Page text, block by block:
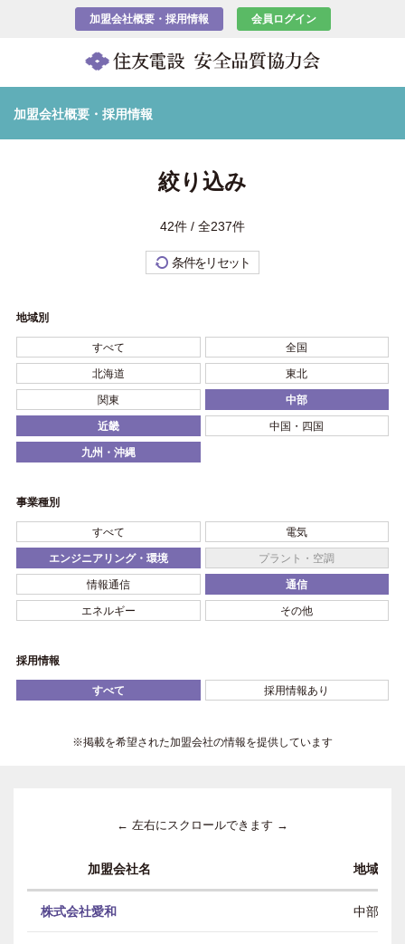
加盟会社概要・採用情報 会員ログイン
加盟会社概要・採用情報
絞り込み
42件 / 全237件
条件をリセット
地域別
すべて 全国
北海道 東北
関東 中部
近畿 中国・四国
九州・沖縄
事業種別
すべて 電気
エンジニアリング・環境 プラント・空調
情報通信 通信
エネルギー その他
採用情報
すべて 採用情報あり
※掲載を希望された加盟会社の情報を提供しています
← 左右にスクロールできます →
加盟会社名 地域
株式会社愛和 中部